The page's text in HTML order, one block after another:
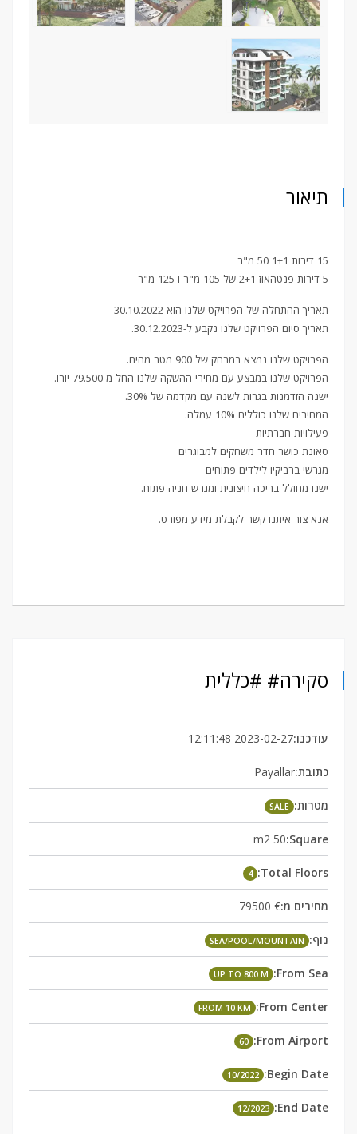
תיאור
15 דירות 1+1 50 מ"ר
5 דירות פנטהאוז 2+1 של 105 מ"ר ו-125 מ"ר
תאריך ההתחלה של הפרויקט שלנו הוא 30.10.2022
תאריך סיום הפרויקט שלנו נקבע ל-30.12.2023.
הפרויקט שלנו נמצא במרחק של 900 מטר מהים.
הפרויקט שלנו במבצע עם מחירי ההשקה שלנו החל מ-79.500 יורו.
ישנה הזדמנות בגרות לשנה עם מקדמה של 30%.
המחירים שלנו כוללים 10% עמלה.
פעילויות חברתיות
סאונת כושר חדר משחקים למבוגרים
מגרשי ברביקיו לילדים פתוחים
ישנו מחולל בריכה חיצונית ומגרש חניה פתוח.
אנא צור איתנו קשר לקבלת מידע מפורט.
סקירה# #כללית
עודכנו:2023-02-27 12:11:48
כתובת:Payallar
מטרות: SALE
Square:
50 m2
Total Floors:
4
מחירים מ:€ 79500
נוף: SEA/POOL/MOUNTAIN
From Sea:
UP TO 800 M
From Center:
FROM 10 KM
From Airport:
60
Begin Date:
10/2022
End Date:
12/2023